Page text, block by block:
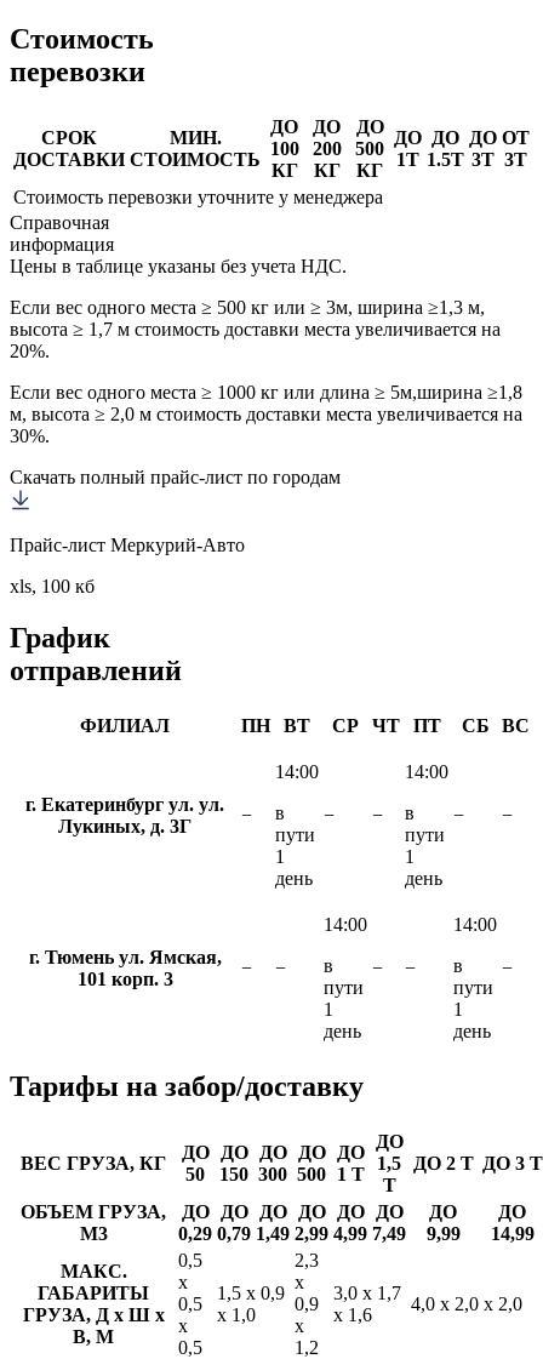
Стоимость
перевозки
СРОК
ДОСТАВКИ
МИН.
СТОИМОСТЬ
ДО
100
КГ
ДО
200
КГ
ДО
500
КГ
ДО
1Т
ДО
1.5Т
ДО
3Т
ОТ
3Т
Стоимость перевозки уточните у менеджера
Справочная
информация
Цены в таблице указаны без учета НДС.
Если вес одного места ≥ 500 кг или ≥ 3м, ширина ≥1,3 м,
высота ≥ 1,7 м стоимость доставки места увеличивается на
20%.
Если вес одного места ≥ 1000 кг или длина ≥ 5м,ширина ≥1,8
м, высота ≥ 2,0 м стоимость доставки места увеличивается на
30%.
Скачать полный прайс-лист по городам
Прайс-лист Меркурий-Авто
xls, 100 кб
График
отправлений
ФИЛИАЛ ПН ВТ СР ЧТ ПТ СБ ВС
г. Екатеринбург ул. ул.
Лукиных, д. 3Г
−
14:00
в
пути
1
день
− −
14:00
в
пути
1
день
− −
г. Тюмень ул. Ямская,
101 корп. 3
− −
14:00
в
пути
1
день
− −
14:00
в
пути
1
день
−
Тарифы на забор/доставку
ВЕС ГРУЗА, КГ
ДО
50
ДО
150
ДО
300
ДО
500
ДО
1 Т
ДО
1,5
Т
ДО 2 Т ДО 3 Т
ОБЪЕМ ГРУЗА,
М3
ДО
0,29
ДО
0,79
ДО
1,49
ДО
2,99
ДО
4,99
ДО
7,49
ДО
9,99
ДО
14,99
МАКС.
ГАБАРИТЫ
ГРУЗА, Д х Ш х
В, М
0,5
х
0,5
х
0,5
1,5 х 0,9
х 1,0
2,3
х
0,9
х
1,2
3,0 х 1,7
х 1,6
4,0 х 2,0 х 2,0